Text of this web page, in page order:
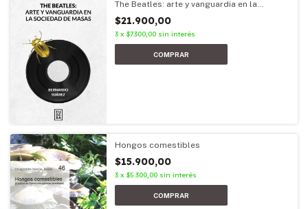
The Beatles: arte y vanguardia en la
$21.900,00
3 x $7.300,00 sin interés
Hongos comestibles
$15.900,00
3 x $5.300,00 sin interés